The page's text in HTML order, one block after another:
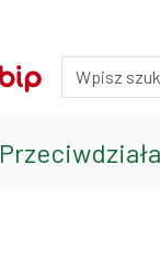
Normalny rozmiar
Rozmiar
Wyszukiwarka